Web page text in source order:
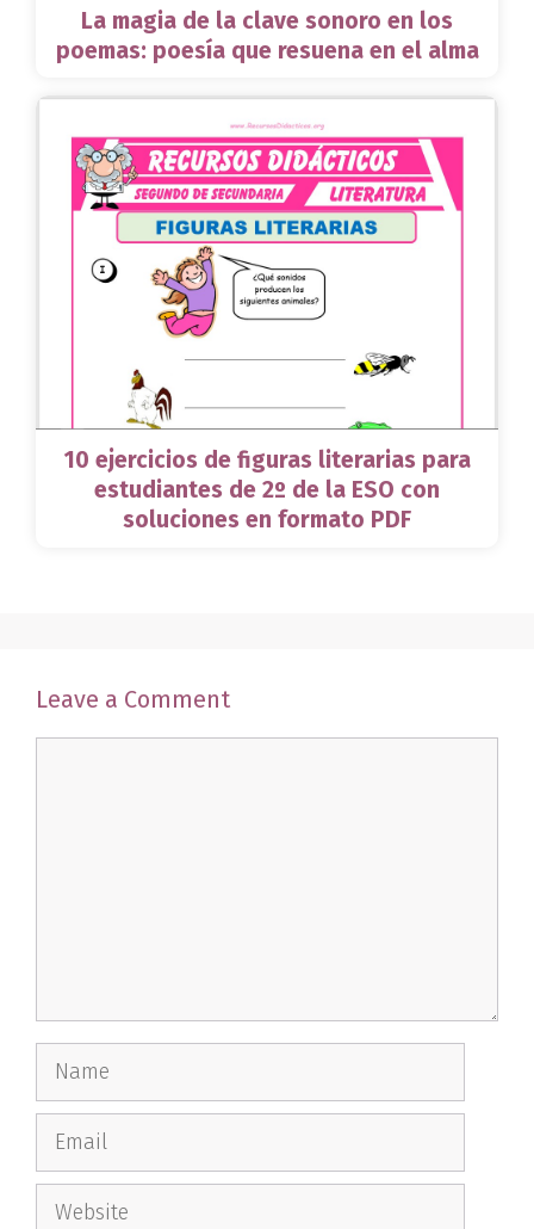
La magia de la clave sonoro en los
poemas: poesía que resuena en el alma
10 ejercicios de figuras literarias para
estudiantes de 2º de la ESO con
soluciones en formato PDF
Leave a Comment
Name
Email
Website